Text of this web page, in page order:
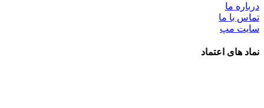
درباره ما
تماس با ما
سایت مپ
نماد های اعتماد